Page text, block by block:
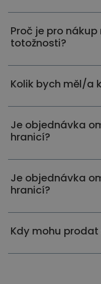
Proč je pro
totožnosti?
Kolik bych měl/a
Je objednávka
hranicí?
Je objednávka
hranicí?
Kdy mohu prodat